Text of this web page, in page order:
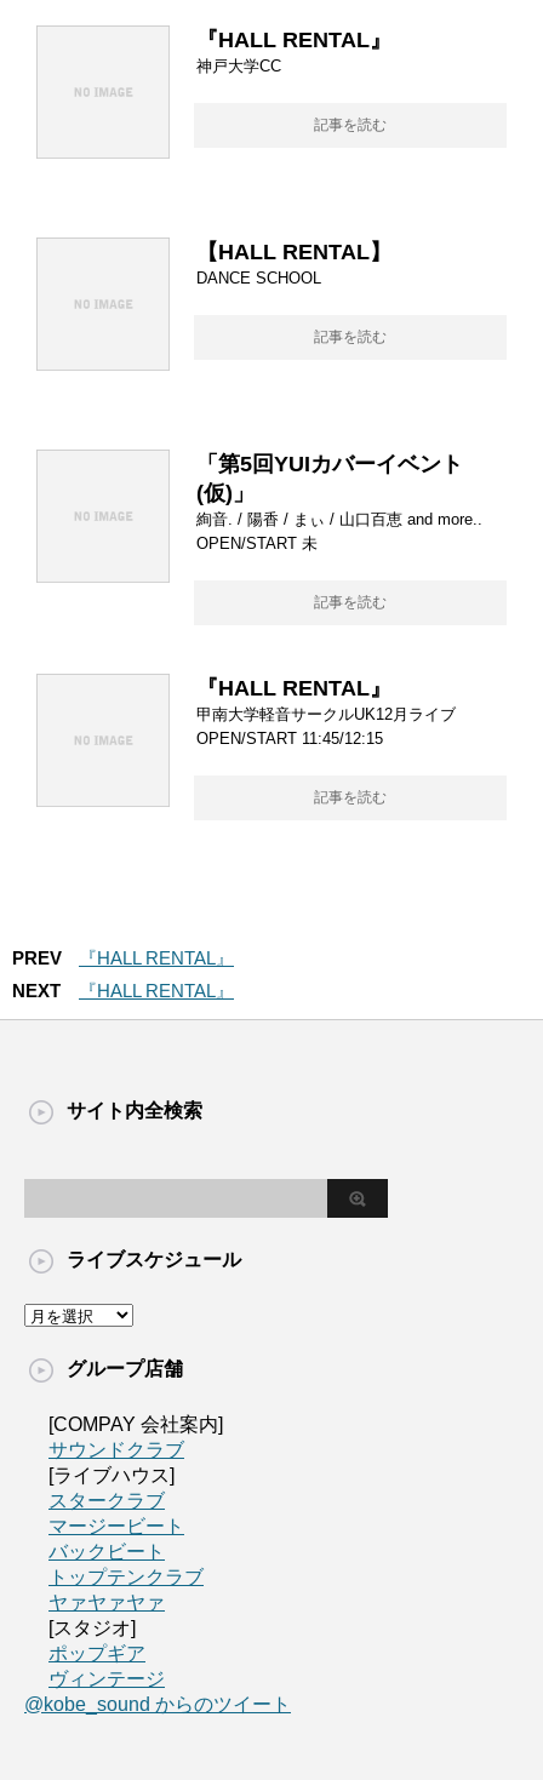
『HALL RENTAL』
神戸大学CC
記事を読む
【HALL RENTAL】
DANCE SCHOOL
記事を読む
「第5回YUIカバーイベント
(仮)」
絢音. / 陽香 / まぃ / 山口百恵 and more..
OPEN/START 未
記事を読む
『HALL RENTAL』
甲南大学軽音サークルUK12月ライブ
OPEN/START 11:45/12:15
記事を読む
PREV
『HALL RENTAL』
NEXT
『HALL RENTAL』
サイト内全検索
ライブスケジュール
グループ店舗
[COMPAY 会社案内]
サウンドクラブ
[ライブハウス]
スタークラブ
マージービート
バックビート
トップテンクラブ
ヤァヤァヤァ
[スタジオ]
ポップギア
ヴィンテージ
@kobe_sound からのツイート